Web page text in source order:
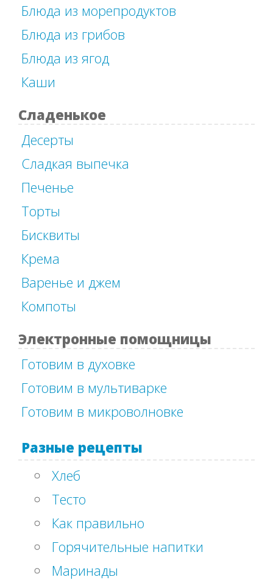
Блюда из морепродуктов
Блюда из грибов
Блюда из ягод
Каши
Сладенькое
Десерты
Сладкая выпечка
Печенье
Торты
Бисквиты
Крема
Варенье и джем
Компоты
Электронные помощницы
Готовим в духовке
Готовим в мультиварке
Готовим в микроволновке
Разные рецепты
Хлеб
Тесто
Как правильно
Горячительные напитки
Маринады